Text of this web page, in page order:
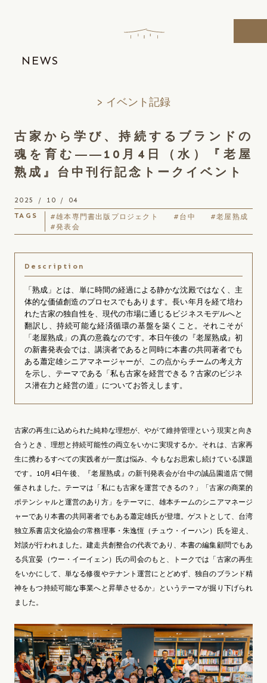
NEWS
イベント記録
古家から学び、持続するブランドの
魂を育む――10月4日（水）『老屋
熟成』台中刊行記念トークイベント
2025 / 10 / 04
#雄本専門書出版プロジェクト
#台中
#老屋熟成
#発表会
「熟成」とは、単に時間の経過による静かな沈殿ではなく、主
体的な価値創造のプロセスでもあります。長い年月を経て培わ
れた古家の独自性を、現代の市場に通じるビジネスモデルへと
翻訳し、持続可能な経済循環の基盤を築くこと。それこそが
「老屋熟成」の真の意義なのです。本日午後の『老屋熟成』初
の新書発表会では、講演者であると同時に本書の共同著者でも
ある蕭定雄シニアマネージャーが、この点からチームの考え方
を示し、テーマである「私も古家を経営できる？古家のビジネ
ス潜在力と経営の道」についてお答えします。
古家の再生に込められた純粋な理想が、やがて維持管理という現実と向き
合うとき、理想と持続可能性の両立をいかに実現するか。それは、古家再
生に携わるすべての実践者が一度は悩み、今もなお思索し続けている課題
です。10月4日午後、『老屋熟成』の新刊発表会が台中の誠品園道店で開
催されました。テーマは「私にも古家を運営できるの？」「古家の商業的
ポテンシャルと運営のあり方」をテーマに、雄本チームのシニアマネージ
ャーであり本書の共同著者でもある蕭定雄氏が登壇。ゲストとして、台湾
独立系書店文化協会の常務理事・朱逸恆（チュウ・イーハン）氏を迎え、
対談が行われました。建走共創整合の代表であり、本書の編集顧問でもあ
る呉宜晏（ウー・イーイェン）氏の司会のもと、トークでは「古家の再生
をいかにして、単なる修復やテナント運営にとどめず、独自のブランド精
神をもつ持続可能な事業へと昇華させるか」というテーマが掘り下げられ
ました。